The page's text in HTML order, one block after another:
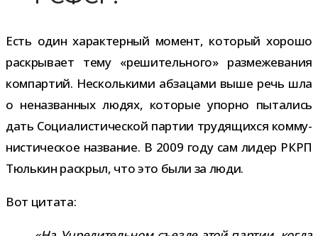
Есть один харак­тер­ный момент, кото­рый хорошо
рас­кры­вает тему «реши­тель­ного» раз­ме­же­ва­ния
ком­пар­тий. Несколькими абза­цами выше речь шла
о нена­зван­ных людях, кото­рые упорно пыта­лись
дать Социалистической пар­тии тру­дя­щихся ком­му­
ни­сти­че­ское назва­ние. В 2009 году cам лидер РКРП
Тюлькин рас­крыл, что это были за люди.
Вот цитата: